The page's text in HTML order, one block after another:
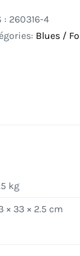
: 260316-4
Blues /
kg
× 33 × 2.5 cm